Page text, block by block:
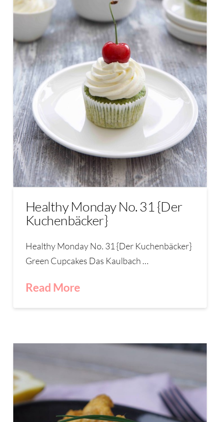
Healthy Monday No. 31 {Der
Kuchenbäcker}
Healthy Monday No. 31 {Der Kuchenbäcker}
Green Cupcakes Das Kaulbach …
Read More